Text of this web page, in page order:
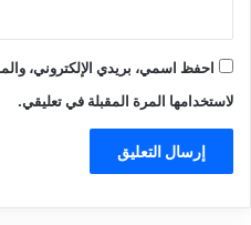
احفظ اسمي، بريدي الإلكتروني،
لاستخدامها المرة المقبلة في تعليقي.